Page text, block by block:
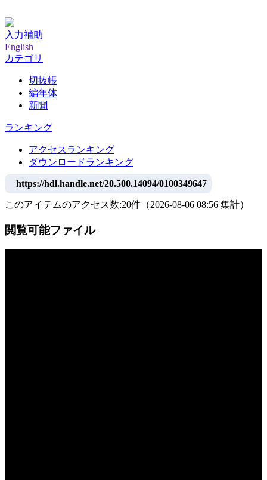
入力補助
English
カテゴリ
切抜帳
編年体
新聞
ランキング
アクセスランキング
ダウンロードランキング
https://hdl.handle.net/20.500.14094/0100349647
このアイテムのアクセス数:20件 （2026-08-06 08:56 集計）
閲覧可能ファイル